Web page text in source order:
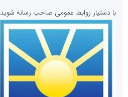
روابط عمومی خبرگزاری گزارش خبر
با دستیار روابط عمومی صاحب رسانه شوید